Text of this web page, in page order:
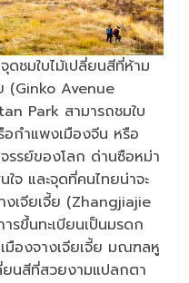
ชมใบไม้เปลี่ยนสีที่ห้าม
(Ginko Avenue
Park สามารถชมใบ
อกำแพงเมืองจีน หรือ
รย์ของโลก ด่านซือหม่า
จ และจุดที่คนไทยน่าจะ
เจียเจี้ย (Zhangjiajie
รขึ้นทะเบียนเป็นมรดก
มืองจางเจียเจี้ย มณฑลหู
ยนสีที่สวยงามแปลกตา